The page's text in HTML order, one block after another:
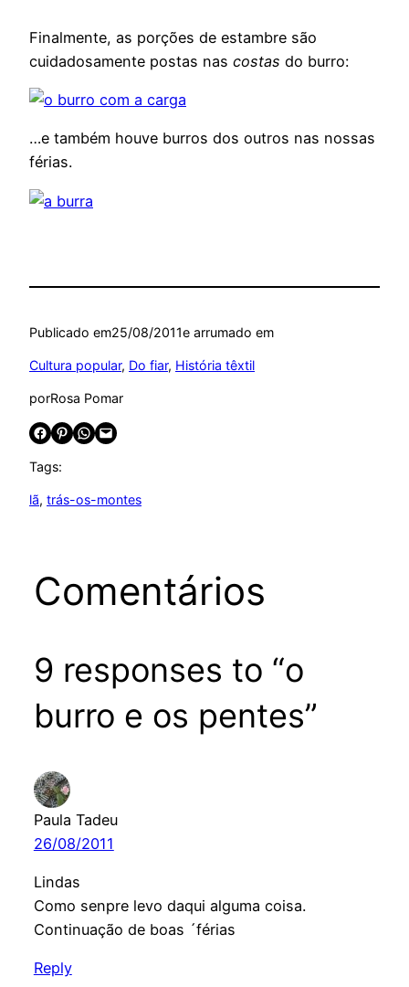
Finalmente, as porções de estambre são
cuidadosamente postas nas costas do burro:
…e também houve burros dos outros nas nossas
férias.
Publicado em25/08/2011e arrumado em
Cultura popular, Do fiar, História têxtil
porRosa Pomar
Share on Facebook Share on Pinterest Share on WhatsApp Email this Page
Tags:
lã, trás-os-montes
Comentários
9 responses to “o
burro e os pentes”
Paula Tadeu
26/08/2011
Lindas
Como senpre levo daqui alguma coisa.
Continuação de boas ´férias
Reply